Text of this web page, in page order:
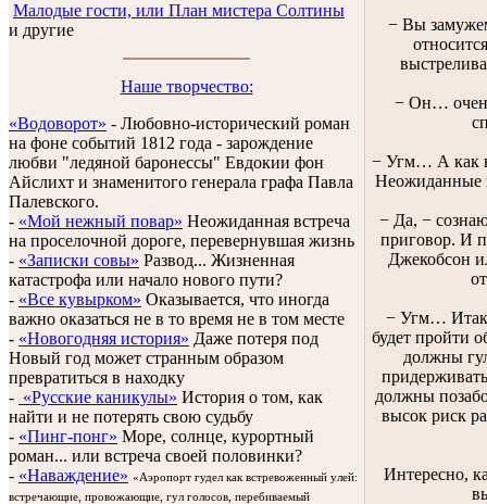
Малодые гости, или План мистера Солтины
и другие
Наше творчество:
«Водоворот» - Любовно-исторический роман
на фоне событий 1812 года - зарождение
любви "ледяной баронессы" Евдокии фон
Айслихт и знаменитого генерала графа Павла
Палевского.
- «Мой нежный повар» Неожиданная встреча
на проселочной дороге, перевернувшая жизнь
- «Записки совы» Развод... Жизненная
катастрофа или начало нового пути?
- «Все кувырком» Оказывается, что иногда
важно оказаться не в то время не в том месте
- «Новогодняя история» Даже потеря под
Новый год может странным образом
превратиться в находку
- «Русские каникулы» История о том, как
найти и не потерять свою судьбу
- «Пинг-понг» Море, солнце, курортный
роман... или встреча своей половинки?
- «Наваждение» «Аэропорт гудел как встревоженный улей:
встречающие, провожающие, гул голосов, перебиваемый
− Вы
− Он… очень
− Угм… А как
Неожиданные
− Да, −
приговор. И
Джекобсон
− Угм…
будет пройти
должны
должны
высок риск
Интересно,